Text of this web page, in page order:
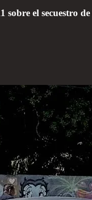
sobre el secuestro